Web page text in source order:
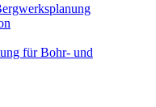
für Bohr- und